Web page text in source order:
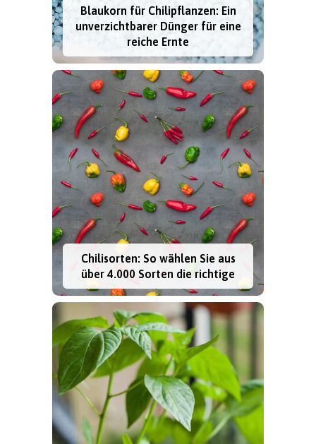
Blaukorn für Chilipflanzen: Ein
unverzichtbarer Dünger für eine
reiche Ernte
Chilisorten: So wählen Sie aus
über 4.000 Sorten die richtige